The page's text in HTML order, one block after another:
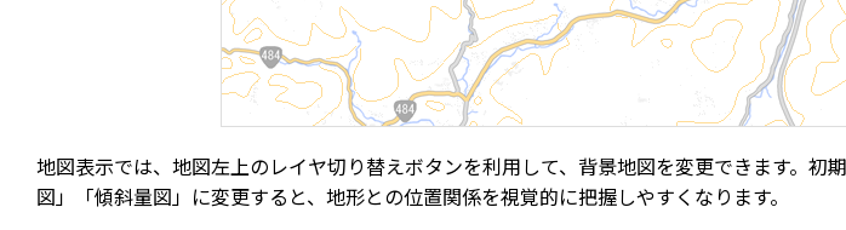
地図表示では、地図左上のレイヤ切り替えボタンを利用して、背景地図を変更できます。
図」「傾斜量図」に変更すると、地形との位置関係を視覚的に把握しやすくなります。